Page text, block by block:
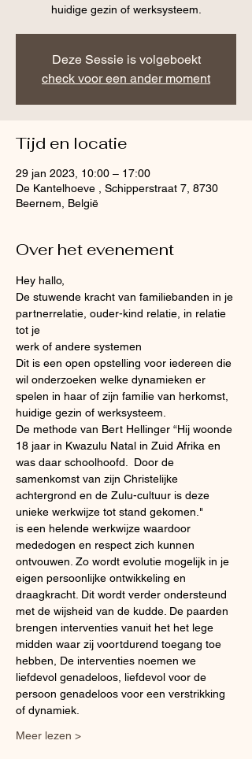
huidige gezin of werksysteem.
Deze Sessie is volgeboekt
check voor een ander moment
Tijd en locatie
29 jan 2023, 10:00 – 17:00
De Kantelhoeve , Schipperstraat 7, 8730
Beernem, België
Over het evenement
Hey hallo,
De stuwende kracht van familiebanden in je
partnerrelatie, ouder-kind relatie, in relatie
tot je
werk of andere systemen
Dit is een open opstelling voor iedereen die
wil onderzoeken welke dynamieken er
spelen in haar of zijn familie van herkomst,
huidige gezin of werksysteem.
De methode van Bert Hellinger “Hij woonde
18 jaar in Kwazulu Natal in Zuid Afrika en
was daar schoolhoofd.  Door de
samenkomst van zijn Christelijke
achtergrond en de Zulu-cultuur is deze
unieke werkwijze tot stand gekomen."
is een helende werkwijze waardoor
mededogen en respect zich kunnen
ontvouwen. Zo wordt evolutie mogelijk in je
eigen persoonlijke ontwikkeling en
draagkracht. Dit wordt verder ondersteund
met de wijsheid van de kudde. De paarden
brengen interventies vanuit het het lege
midden waar zij voortdurend toegang toe
hebben, De interventies noemen we
liefdevol genadeloos, liefdevol voor de
persoon genadeloos voor een verstrikking
of dynamiek.
Meer lezen >